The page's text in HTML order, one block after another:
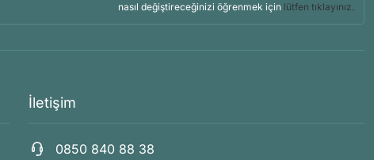
nasıl değiştireceğinizi öğrenmek için lütfen tıklayınız.
İletişim
0850 840 88 38